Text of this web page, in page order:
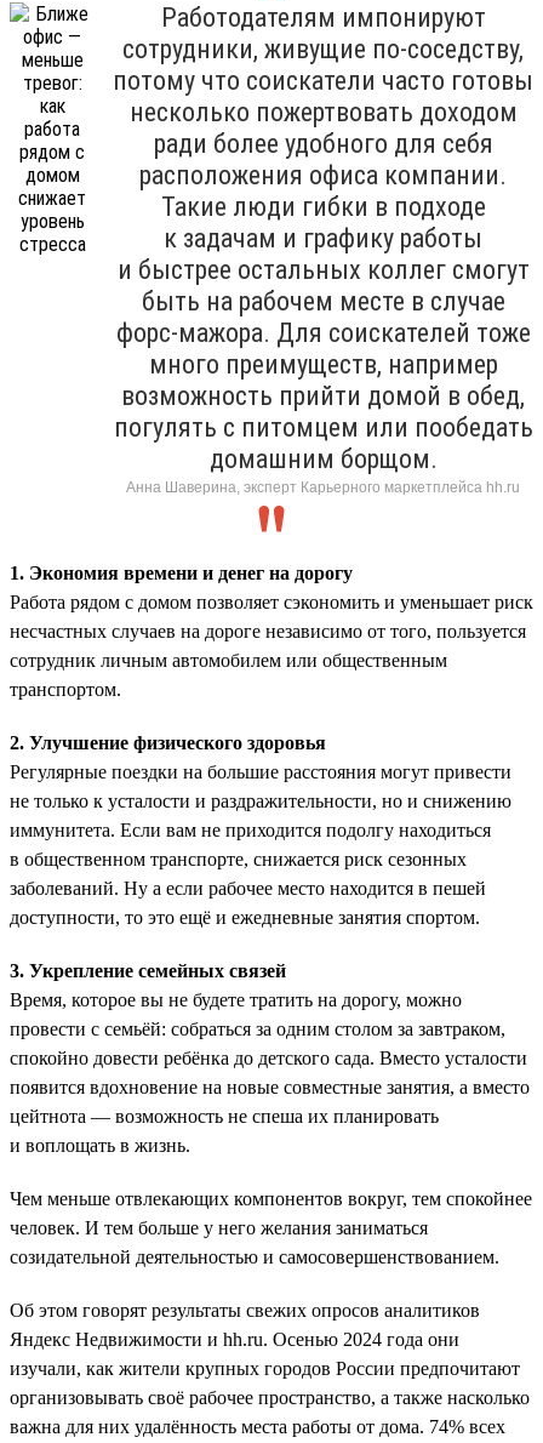
Работодателям импонируют
сотрудники, живущие по-соседству,
потому что соискатели часто готовы
несколько пожертвовать доходом
ради более удобного для себя
расположения офиса компании.
Такие люди гибки в подходе
к задачам и графику работы
и быстрее остальных коллег смогут
быть на рабочем месте в случае
форс-мажора. Для соискателей тоже
много преимуществ, например
возможность прийти домой в обед,
погулять с питомцем или пообедать
домашним борщом.
Анна Шаверина, эксперт Карьерного маркетплейса hh.ru
1. Экономия времени и денег на дорогу
Работа рядом с домом позволяет сэкономить и уменьшает риск
несчастных случаев на дороге независимо от того, пользуется
сотрудник личным автомобилем или общественным
транспортом.
2. Улучшение физического здоровья
Регулярные поездки на большие расстояния могут привести
не только к усталости и раздражительности, но и снижению
иммунитета. Если вам не приходится подолгу находиться
в общественном транспорте, снижается риск сезонных
заболеваний. Ну а если рабочее место находится в пешей
доступности, то это ещё и ежедневные занятия спортом.
3. Укрепление семейных связей
Время, которое вы не будете тратить на дорогу, можно
провести с семьёй: собраться за одним столом за завтраком,
спокойно довести ребёнка до детского сада. Вместо усталости
появится вдохновение на новые совместные занятия, а вместо
цейтнота — возможность не спеша их планировать
и воплощать в жизнь.
Чем меньше отвлекающих компонентов вокруг, тем спокойнее
человек. И тем больше у него желания заниматься
созидательной деятельностью и самосовершенствованием.
Об этом говорят результаты свежих опросов аналитиков
Яндекс Недвижимости и hh.ru. Осенью 2024 года они
изучали, как жители крупных городов России предпочитают
организовывать своё рабочее пространство, а также насколько
важна для них удалённость места работы от дома. 74% всех